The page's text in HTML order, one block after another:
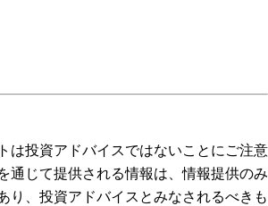
は投資アドバイスではないことにご注意
通じて提供される情報は、情報提供のみ
り、投資アドバイスとみなされるべきも